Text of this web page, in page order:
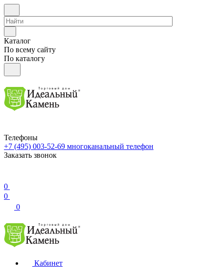
Каталог
По всему сайту
По каталогу
Телефоны
+7 (495) 003-52-69 многоканальный телефон
Заказать звонок
0
0
0
Кабинет